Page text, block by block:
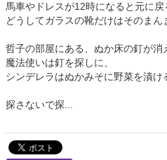
馬車やドレスが12時になると元に戻
どうしてガラスの靴だけはそのまん
哲子の部屋にある、ぬか床の釘が消
魔法使いは釘を探しに、
シンデレラはぬかみそに野菜を漬け
探さないで探...